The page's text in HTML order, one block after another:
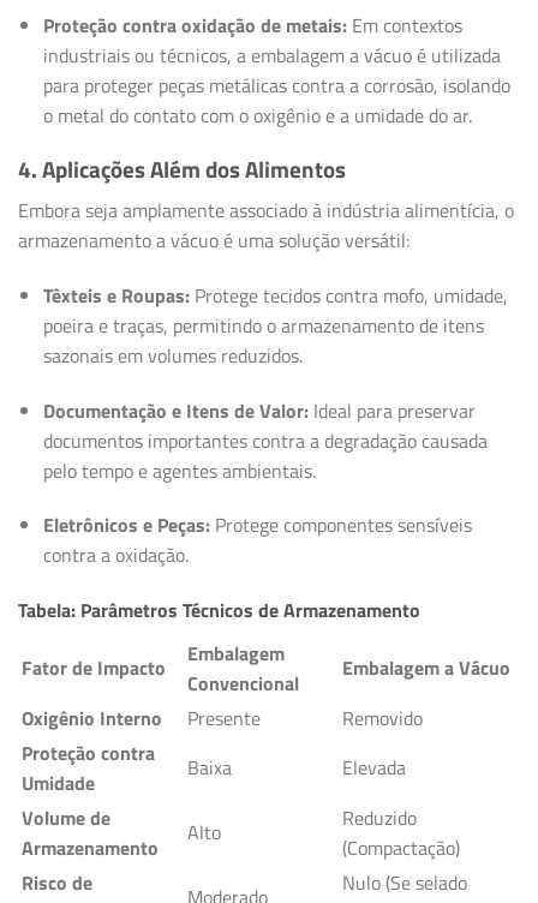
Proteção contra oxidação de metais:Em contextos
industriais ou técnicos, a embalagem a vácuo é utilizada
para proteger peças metálicas contra a corrosão, isolando
o metal do contato com o oxigênio e a umidade do ar.
4. Aplicações Além dos Alimentos
Embora seja amplamente associado à indústria alimentícia, o
armazenamento a vácuo é uma solução versátil:
Têxteis e Roupas:Protege tecidos contra mofo, umidade,
poeira e traças, permitindo o armazenamento de itens
sazonais em volumes reduzidos.
Documentação e Itens de Valor:Ideal para preservar
documentos importantes contra a degradação causada
pelo tempo e agentes ambientais.
Eletrônicos e Peças:Protege componentes sensíveis
contra a oxidação.
Tabela: Parâmetros Técnicos de Armazenamento
Fator de Impacto
Embalagem
Convencional
Embalagem a Vácuo
Oxigênio Interno
Presente
Removido
Proteção contra
Umidade
Baixa
Elevada
Volume de
Armazenamento
Alto
Reduzido
(Compactação)
Risco de
Moderado
Nulo (Se selado